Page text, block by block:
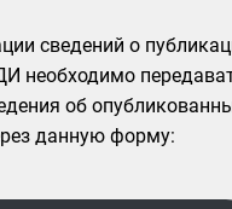
сведений о
необходимо
об
данную форму: